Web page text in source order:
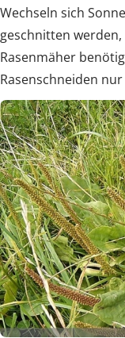
Wechseln sich
geschnitten
Rasenmäher
Rasenschneiden